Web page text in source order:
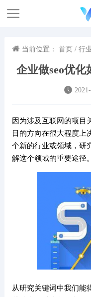
当前位置： 首页 / 行
企业做seo优
精
因为涉及互联网的项目
目的方向在很大程度上
个新的行业或领域，研
解这个领域的重要途径。
从研究关键词中我们能